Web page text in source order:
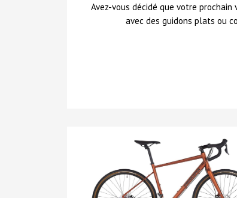
Avez-vous décidé que votre
avec des guidons plats ou